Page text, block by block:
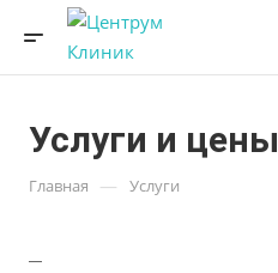
Услуги и цены
Главная — Услуги